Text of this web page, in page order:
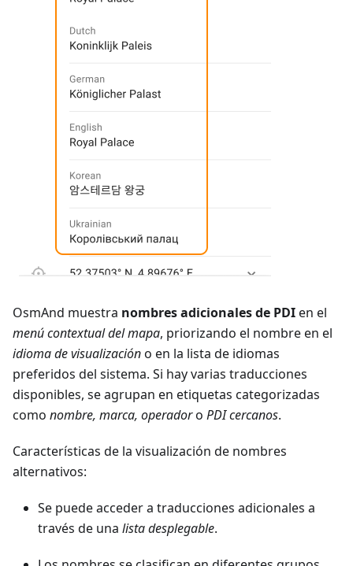
OsmAnd muestra nombres adicionales de PDIen el
menú contextual del mapa, priorizando el nombre en el
idioma de visualizacióno en la lista de idiomas
preferidos del sistema. Si hay varias traducciones
disponibles, se agrupan en etiquetas categorizadas
como nombre, marca, operadoro PDI cercanos.
Características de la visualización de nombres
alternativos:
Se puede acceder a traducciones adicionales a
través de una lista desplegable.